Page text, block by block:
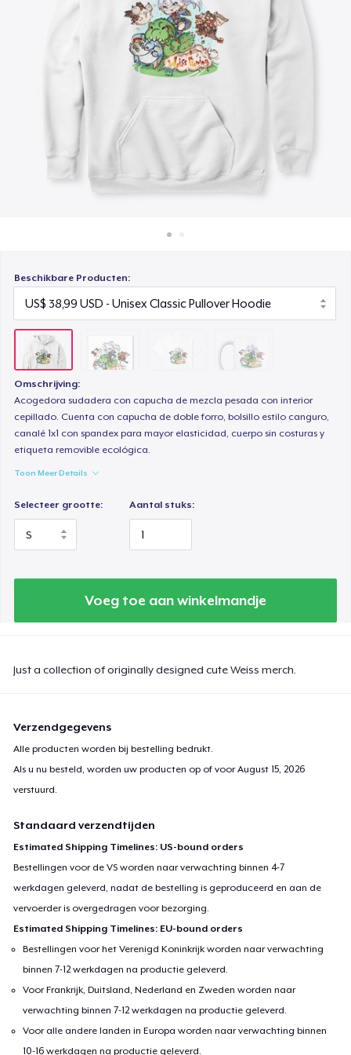
Verkoop overal
Verkoop alles
Beschikbare Producten:
Omschrijving:
Acogedora sudadera con capucha de mezcla pesada con interior
cepillado. Cuenta con capucha de doble forro, bolsillo estilo canguro,
canalé 1x1 con spandex para mayor elasticidad, cuerpo sin costuras y
etiqueta removible ecológica.
Toon Meer Details
Selecteer grootte: Aantal stuks:
Voeg toe aan winkelmandje
Just a collection of originally designed cute Weiss merch.
Verzendgegevens
Alle producten worden bij bestelling bedrukt.
Als u nu besteld, worden uw producten op of voorAugust 15, 2026
verstuurd.
Standaard verzendtijden
Estimated Shipping Timelines: US-bound orders
Bestellingen voor de VS worden naar verwachting binnen 4-7
werkdagen geleverd, nadat de bestelling is geproduceerd en aan de
vervoerder is overgedragen voor bezorging.
Estimated Shipping Timelines: EU-bound orders
Bestellingen voor het Verenigd Koninkrijk worden naar verwachting
binnen 7-12 werkdagen na productie geleverd.
Voor Frankrijk, Duitsland, Nederland en Zweden worden naar
verwachting binnen 7-12 werkdagen na productie geleverd.
Voor alle andere landen in Europa worden naar verwachting binnen
10-16 werkdagen na productie geleverd.
Classic Crew Neck T-Shirt
US$ 14,99